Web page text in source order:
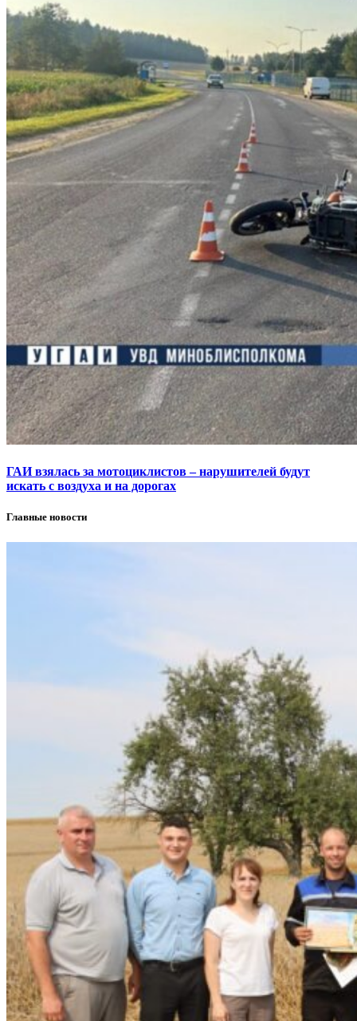
ГАИ взялась за мотоциклистов – нарушителей будут
искать с воздуха и на дорогах
Главные новости